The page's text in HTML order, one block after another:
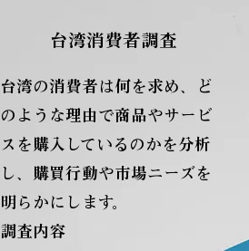
台湾消費者調査
台湾の消費者は何を求め、ど
のような理由で商品やサービ
スを購入しているのかを分析
し、購買行動や市場ニーズを
明らかにします。
調査内容